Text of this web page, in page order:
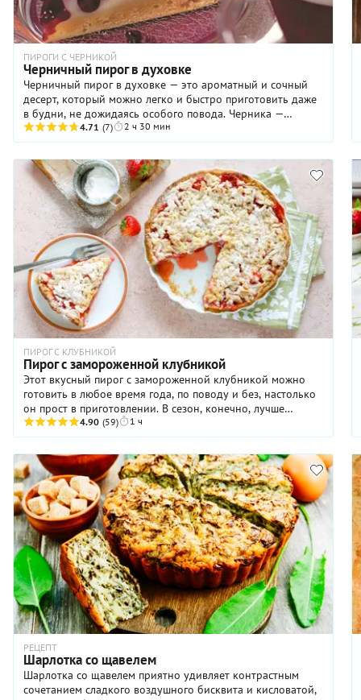
ПИРОГИ С ЧЕРНИКОЙ
Черничный пирог в духовке
Черничный пирог в духовке — это ароматный и сочный
десерт, который можно легко и быстро приготовить даже
в будни, не дожидаясь особого повода. Черника —
настоящий суперфуд: ягода богата антиоксидантами,
содержит витамин C, витамины группы B и обладает
низким гликемическим индексом. Выпечке она придает
характерную ягодную ноту — сладкую с легкой кислинкой
и приятной терпкостью. Этот вкус хорошо сочетается с
разными видами теста: песочным, дрожжевым,
бисквитным, сметанным. Попробуйте наш вариант
черничного пирога — возможно, именно этот рецепт
станет вашим любимым.
4.71 (7) 2 ч 30 мин
ПИРОГ С КЛУБНИКОЙ
Пирог с замороженной клубникой
Этот вкусный пирог с замороженной клубникой можно
готовить в любое время года, по поводу и без, настолько
он прост в приготовлении. В сезон, конечно, лучше
использовать свежие ягоды: с ними выпечка получится
необыкновенно ароматной. Ну а чтобы зимой не
приходилось тратиться на магазинную замороженную
клубнику для начинки пирога, заготовьте летом дачную
или хорошую покупную в домашних условиях
самостоятельно. Так получится еще экономнее, что тоже
приятно. И помните, что перед подачей пирогу следует
дать остыть, чтобы клубничная начинка не вытекала при
нарезании на порции.
4.90 (59) 1 ч
РЕЦЕПТ
Шарлотка со щавелем
Шарлотка со щавелем приятно удивляет контрастным
сочетанием сладкого воздушного бисквита и кисловатой,